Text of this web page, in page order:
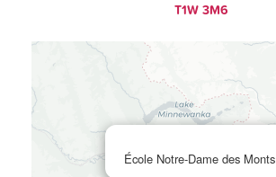
T1W 3M6
École Notre-Dame des Monts